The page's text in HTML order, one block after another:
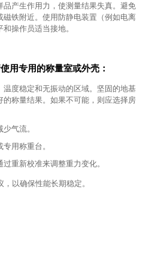
品产生作用力，使测量结果失真。避免
磁铁附近。使用防静电装置（例如电离
操作员适当接地。
用专用的称量室或外壳：
温度稳定和无振动的区域。坚固的地基
的称量结果。如果不可能，则应选择房
气流。
用称重台。
重新校准来调整重力变化。
以确保性能长期稳定。